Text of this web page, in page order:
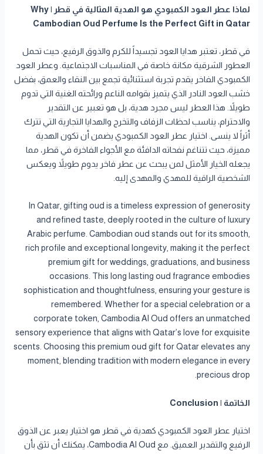
لماذا عطر العود الكمبودي هو الهدية المثالية في قطر | Why
Cambodian Oud Perfume Is the Perfect Gift in Qatar
في قطر، تعتبر هدايا العود تجسيداً للكرم والذوق الرفيع، حيث تحمل
العطور الشرقية مكانة خاصة في المناسبات الاجتماعية. وعطر العود
الكمبودي الفاخر يقدم تجربة استثنائية تجمع بين النقاء والعمق، بفضل
خشب العود النادر الذي يتميز بقوامه الناعم ورائحته الغنية التي تدوم
طويلاً. هذا العطر ليس مجرد هدية، بل هو تعبير عن التقدير
والاحترام، يناسب لحظات الزفاف والتخرج والهدايا التجارية التي تترك
أثراً لا ينسى. اختيار عطر العود الكمبودي يضمن أن تكون الهدية
مميزة، حيث تتناغم نفحاته الدافئة مع الأجواء الفاخرة في قطر، مما
يجعله الخيار الأمثل لمن يبحث عن عطر فاخر يدوم طويلاً ويعكس
الشخصية الراقية للمهدي والمهدى إليه.
In Qatar, gifting oud is a timeless expression of generosity
and refined taste, deeply rooted in the culture of luxury
Arabic perfume. Cambodian oud stands out for its smooth,
rich profile and exceptional longevity, making it the perfect
premium gift for weddings, graduations, and business
occasions. This long lasting oud fragrance embodies
sophistication and thoughtfulness, ensuring your gesture is
remembered. Whether for a special celebration or a
corporate token, Cambodia Al Oud offers an unmatched
sensory experience that aligns with Qatar’s love for exquisite
scents. Choosing this premium oud gift for Qatar elevates any
moment, blending tradition with modern elegance in every
precious drop.
الخاتمة | Conclusion
اختيار عطر العود الكمبودي كهدية في قطر هو اختيار يعبر عن الذوق
الرفيع والتقدير العميق. مع Cambodia Al Oud، يمكنك أن تثق بأن